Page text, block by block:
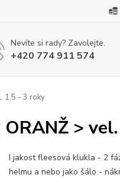
Nevíte si rady? Zavolejte.
+420 774 911 574
1,5 - 3 roky
>
I jakost fleesová klukla - 2
helmu a nebo jako šálo -